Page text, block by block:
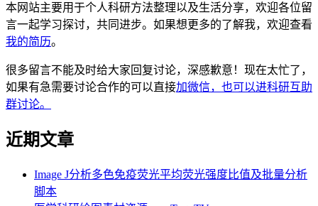
本网站主要用于个人科研方法整理以及生活分享，欢迎各位留
言一起学习探讨，共同进步。如果想更多的了解我，欢迎查看
我的简历。
很多留言不能及时给大家回复讨论，深感歉意！现在太忙了，
如果有急需要讨论合作的可以直接加微信，也可以进科研互助
群讨论。
近期文章
Image J分析多色免疫荧光平均荧光强度比值及批量分析
脚本